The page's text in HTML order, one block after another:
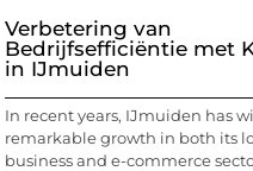
Verbetering van
Bedrijfsefficiëntie met
in IJmuiden
In recent years, IJmuiden has
remarkable growth in both its
business and e-commerce